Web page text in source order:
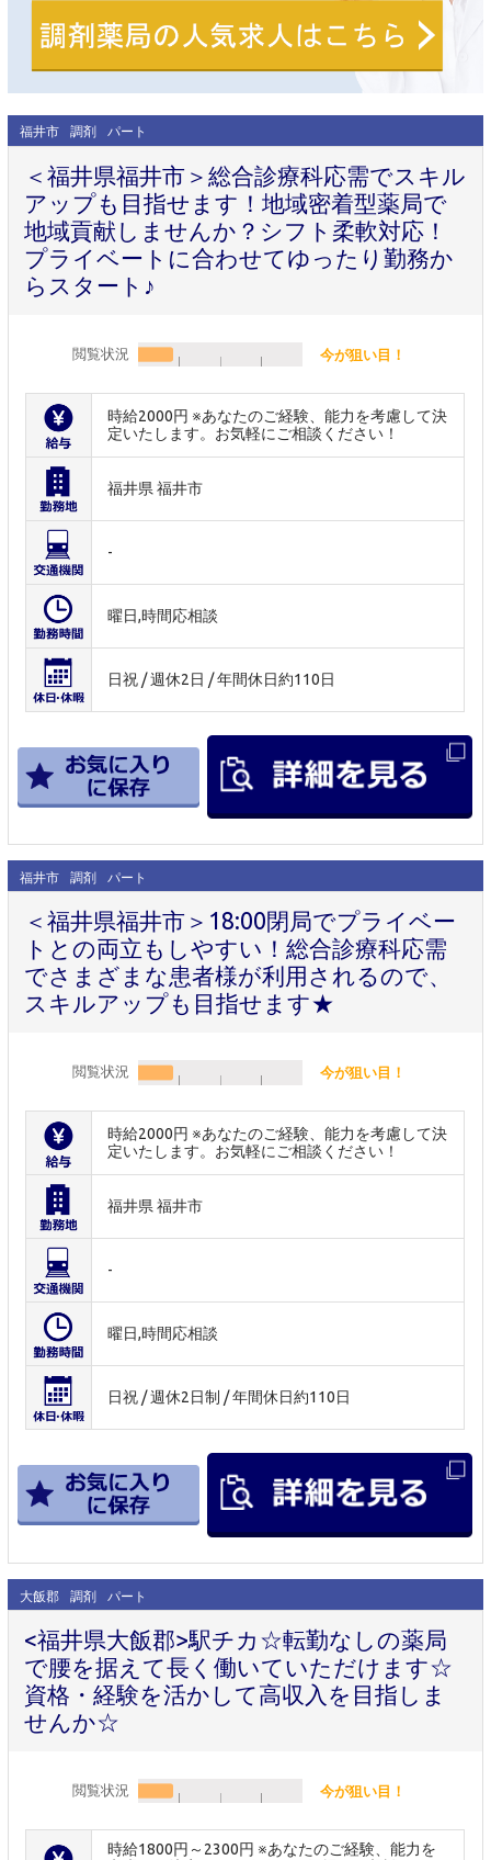
福井市 調剤 パート
＜福井県福井市＞総合診療科応需でスキル
アップも目指せます！地域密着型薬局で
地域貢献しませんか？シフト柔軟対応！
プライベートに合わせてゆったり勤務か
らスタート♪
閲覧状況 今が狙い目！
時給2000円 ※あなたのご経験、能力を考慮して決
定いたします。お気軽にご相談ください！
福井県 福井市
-
曜日,時間応相談
日祝 / 週休2日 / 年間休日約110日
福井市 調剤 パート
＜福井県福井市＞18:00閉局でプライベー
トとの両立もしやすい！総合診療科応需
でさまざまな患者様が利用されるので、
スキルアップも目指せます★
閲覧状況 今が狙い目！
時給2000円 ※あなたのご経験、能力を考慮して決
定いたします。お気軽にご相談ください！
福井県 福井市
-
曜日,時間応相談
日祝 / 週休2日制 / 年間休日約110日
大飯郡 調剤 パート
<福井県大飯郡>駅チカ☆転勤なしの薬局
で腰を据えて長く働いていただけます☆
資格・経験を活かして高収入を目指しま
せんか☆
閲覧状況 今が狙い目！
時給1800円～2300円 ※あなたのご経験、能力を